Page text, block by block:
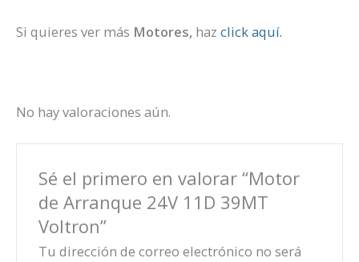
Si quieres ver más Motores, haz click aquí.
No hay valoraciones aún.
Sé el primero en valorar “Motor
de Arranque 24V 11D 39MT
Voltron”
Tu dirección de correo electrónico no será